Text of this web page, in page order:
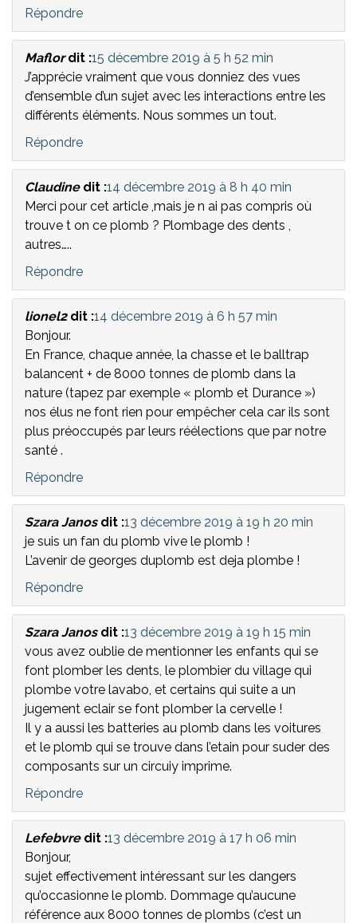
Répondre
Maflor dit :15 décembre 2019 à 5 h 52 min
J’apprécie vraiment que vous donniez des vues
d’ensemble d’un sujet avec les interactions entre les
différents éléments. Nous sommes un tout.
Répondre
Claudine dit :14 décembre 2019 à 8 h 40 min
Merci pour cet article ,mais je n ai pas compris où
trouve t on ce plomb ? Plombage des dents ,
autres…..
Répondre
lionel2 dit :14 décembre 2019 à 6 h 57 min
Bonjour.
En France, chaque année, la chasse et le balltrap
balancent + de 8000 tonnes de plomb dans la
nature (tapez par exemple « plomb et Durance »)
nos élus ne font rien pour empêcher cela car ils sont
plus préoccupés par leurs réélections que par notre
santé .
Répondre
Szara Janos dit :13 décembre 2019 à 19 h 20 min
je suis un fan du plomb vive le plomb !
L’avenir de georges duplomb est deja plombe !
Répondre
Szara Janos dit :13 décembre 2019 à 19 h 15 min
vous avez oublie de mentionner les enfants qui se
font plomber les dents, le plombier du village qui
plombe votre lavabo, et certains qui suite a un
jugement eclair se font plomber la cervelle !
Il y a aussi les batteries au plomb dans les voitures
et le plomb qui se trouve dans l’etain pour suder des
composants sur un circuiy imprime.
Répondre
Lefebvre dit :13 décembre 2019 à 17 h 06 min
Bonjour,
sujet effectivement intéressant sur les dangers
qu’occasionne le plomb. Dommage qu’aucune
référence aux 8000 tonnes de plombs (c’est un